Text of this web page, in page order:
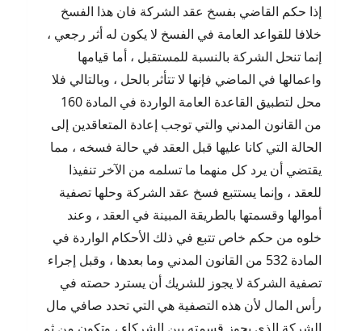
إذا حكم القاضي بفسخ عقد الشركة فان هذا الفسخ
خلافا للقواعد العامة في الفسخ لا يكون له أثر رجعي ،
إنما تنحل الشركة بالنسبة للمستقبل ، أما قيامها
واعمالها في الماضي فإنها لا تتأثر بالحل ، وبالتالي فلا
محل لتطبيق القاعدة العامة الواردة في المادة 160
من القانون المدني والتي توجب إعادة المتعاقدين إلى
الحالة التي كانا عليها قبل العقد في حالة فسخه ، مما
يقتضي أن يرد كل منهما ما تسلمه من الآخر تنفيذا
للعقد ، وإنما يستتبع فسخ عقد الشركة وحلها تصفية
أموالها وقسمتها بالطريقة المبينة في العقد ، وعند
خلوه من حكم خاص تتبع في ذلك الأحكام الواردة في
المادة 532 من القانون المدني وما بعدها ، وقبل إجراء
تصفية الشركة لا يجوز للشريك أن يسترد حصته في
رأس المال لأن هذه التصفية هي التي تحدد صافي مال